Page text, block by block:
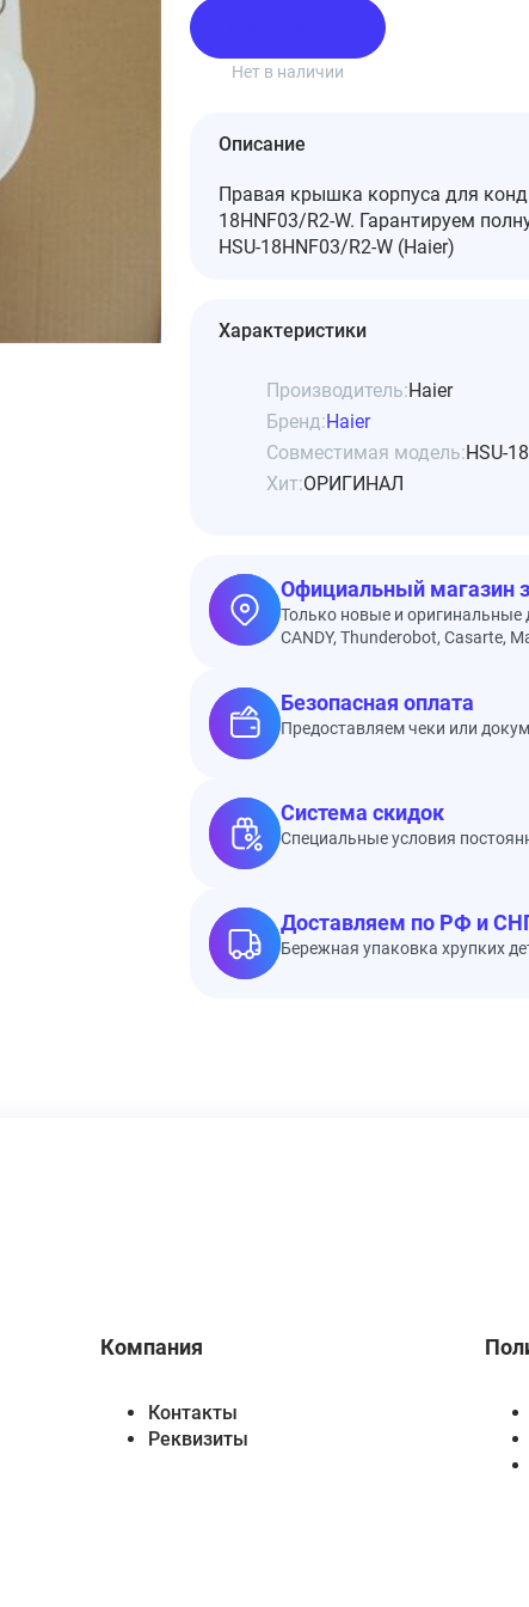
Нет в наличии
Описание
Правая крышка корпуса для
18HNF03/R2-W. Гарантируем
HSU-18HNF03/R2-W (Haier)
Характеристики
Производитель:Haier
Бренд:Haier
Совместимая модель:HSU-
Хит:ОРИГИНАЛ
Официальный магазин
Только новые и оригинальные
CANDY, Thunderobot, Casarte,
Безопасная оплата
Предоставляем чеки или
Система скидок
Специальные условия
Доставляем по РФ и
Бережная упаковка хрупких
Компания
Контакты
Реквизиты